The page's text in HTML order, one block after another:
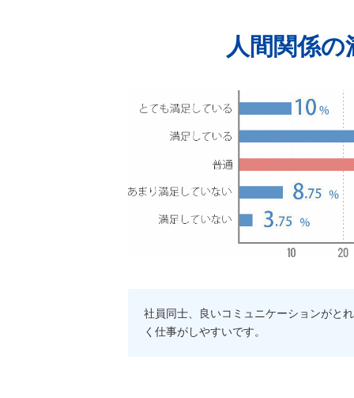
人間関係の
社員同士、良いコミュニケーションがと
く仕事がしやすいです。